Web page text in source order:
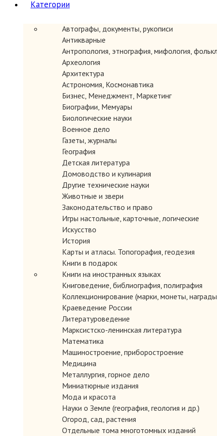
Категории
Автографы, документы, рукописи
Антикварные
Антропология, этнография, мифология,
Археология
Архитектура
Астрономия, Космонавтика
Бизнес, Менеджмент, Маркетинг
Биографии, Мемуары
Биологические науки
Военное дело
Газеты, журналы
География
Детская литература
Домоводство и кулинария
Другие технические науки
Животные и звери
Законодательство и право
Игры настольные, карточные, логические
Искусство
История
Карты и атласы. Топогорафия, геодезия
Книги в подарок
Книги на иностранных языках
Книговедение, библиография, полиграфия
Коллекционирование (марки, монеты,
Краеведение России
Литературоведение
Марксистско-ленинская литература
Математика
Машиностроение, приборостроение
Медицина
Металлургия, горное дело
Миниатюрные издания
Мода и красота
Науки о Земле (география, геология и др.)
Огород, сад, растения
Отдельные тома многотомных изданий